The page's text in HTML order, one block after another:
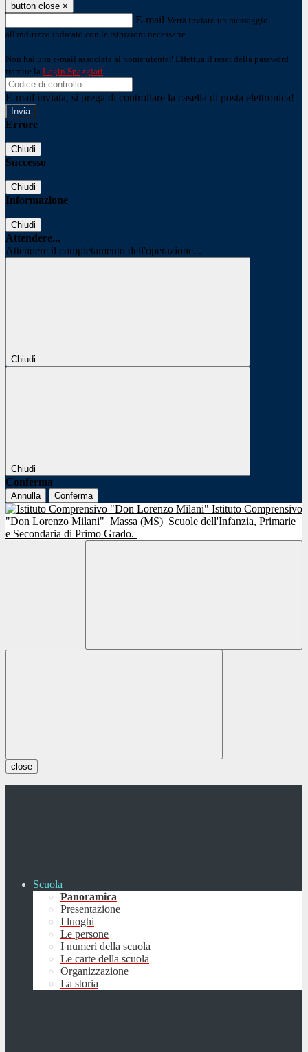
button close ×
E-mail Verrà inviato un messaggio
all'indirizzo indicato con le istruzioni necessarie.
Non hai una e-mail associata al nome utente? Effettua il reset della password
tramite la Login Spaggiari
E-mail inviata, si prega di controllare la casella di posta elettronica!
Errore
Chiudi
Successo
Chiudi
Informazione
Chiudi
Attendere...
Attendere il completamento dell'operazione...
Chiudi
Chiudi
Conferma
Annulla Conferma
Istituto Comprensivo
"Don Lorenzo Milani" Massa (MS) Scuole dell'Infanzia, Primarie
e Secondaria di Primo Grado.
close
Scuola
Panoramica
Presentazione
I luoghi
Le persone
I numeri della scuola
Le carte della scuola
Organizzazione
La storia